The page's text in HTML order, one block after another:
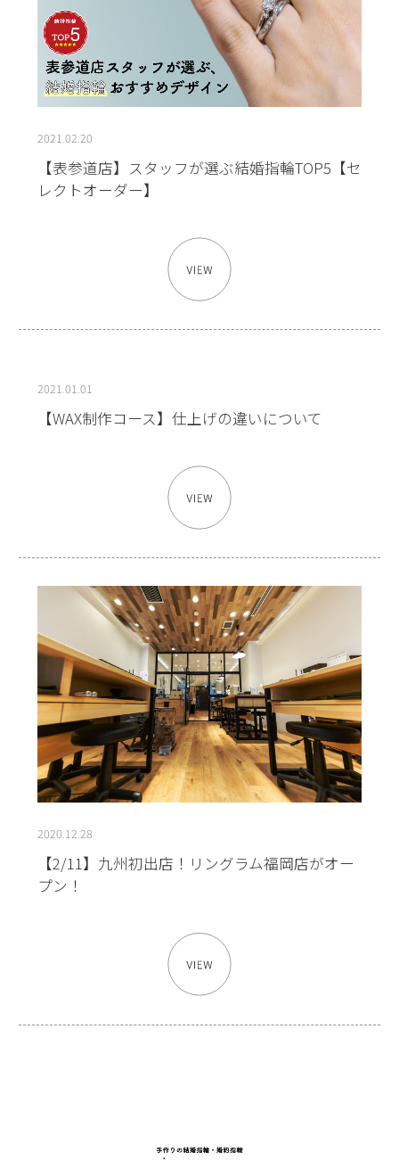
2021.02.20
【表参道店】スタッフが選ぶ結婚指輪TOP5【セ
レクトオーダー】
2021.01.01
【WAX制作コース】仕上げの違いについて
2020.12.28
【2/11】九州初出店！リングラム福岡店がオー
プン！